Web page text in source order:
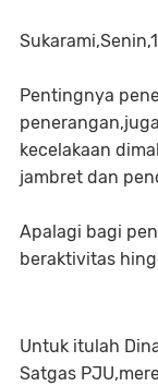
Pentingnya
kecelakaan
jambret dan
Apalagi bagi
beraktivitas
Untuk itulah
Satgas